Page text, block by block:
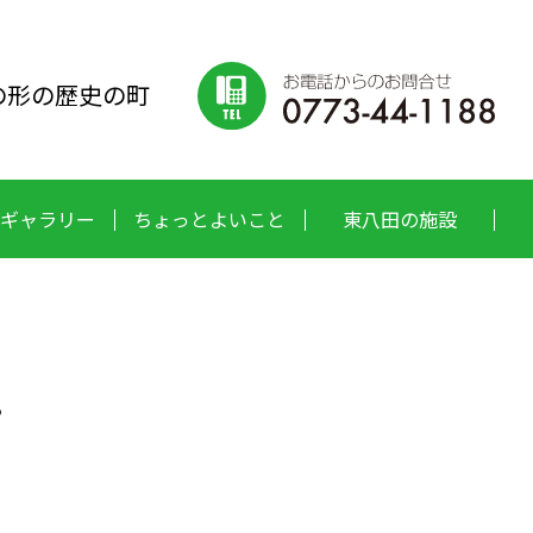
の歴史の町
ャラリー ちょっとよいこと 東八田の施設